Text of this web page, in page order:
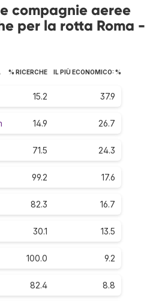
compagnie aeree
per la rotta Roma -
% RICERCHE IL PIÙ ECONOMICO: %
15.2 37.9
14.9 26.7
71.5 24.3
99.2 17.6
82.3 16.7
30.1 13.5
100.0 9.2
82.4 8.8